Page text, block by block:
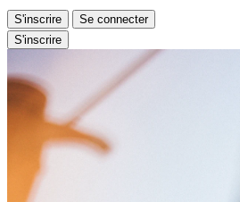
S'inscrire
Se connecter
S'inscrire